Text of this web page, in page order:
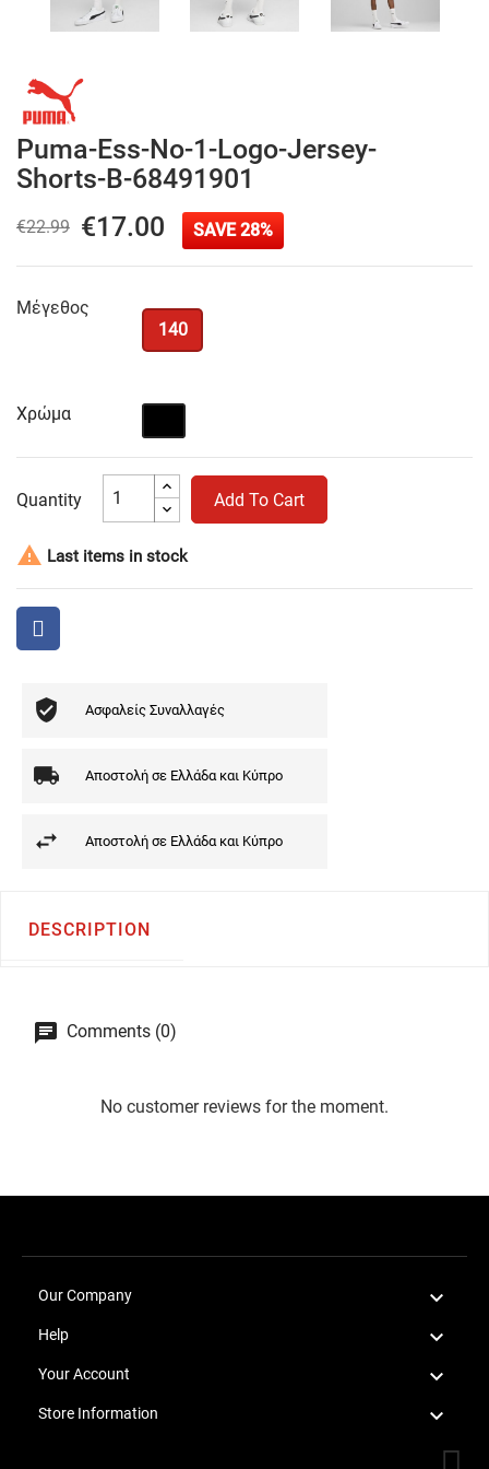
Puma-Ess-No-1-Logo-Jersey-
Shorts-B-68491901
€22.99 €17.00 SAVE 28%
Μέγεθος
140
Χρώμα
Quantity Add To Cart
 Last items in stock
Ασφαλείς Συναλλαγές
Αποστολή σε Ελλάδα και Κύπρο
Αποστολή σε Ελλάδα και Κύπρο
DESCRIPTION
Comments (0)
No customer reviews for the moment.
Our Company 
Help 
Your Account 
Store Information 